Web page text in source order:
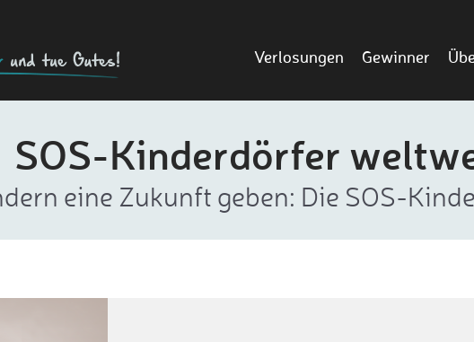
Verlosungen Gewinner
SOS-Kinderdörfer
eine Zukunft geben: Die SOS-